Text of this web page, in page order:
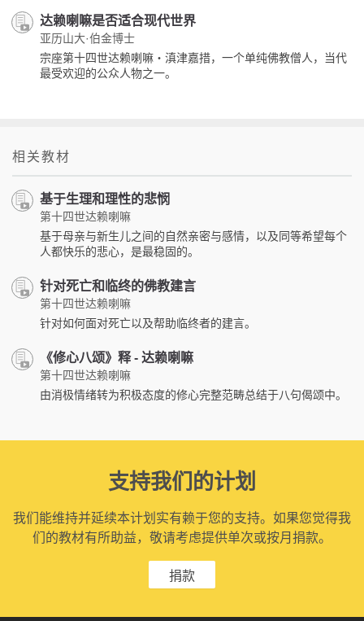
达赖喇嘛是否适合现代世界
亚历山大·伯金博士
宗座第十四世达赖喇嘛‧滇津嘉措，一个单纯佛教僧人，当代
最受欢迎的公众人物之一。
相关教材
基于生理和理性的悲悯
第十四世达赖喇嘛
基于母亲与新生儿之间的自然亲密与感情，以及同等希望每个
人都快乐的悲心，是最稳固的。
针对死亡和临终的佛教建言
第十四世达赖喇嘛
针对如何面对死亡以及帮助临终者的建言。
《修心八颂》释 - 达赖喇嘛
第十四世达赖喇嘛
由消极情绪转为积极态度的修心完整范畴总结于八句偈颂中。
支持我们的计划
我们能维持并延续本计划实有赖于您的支持。如果您觉得我
们的教材有所助益，敬请考虑提供单次或按月捐款。
捐款